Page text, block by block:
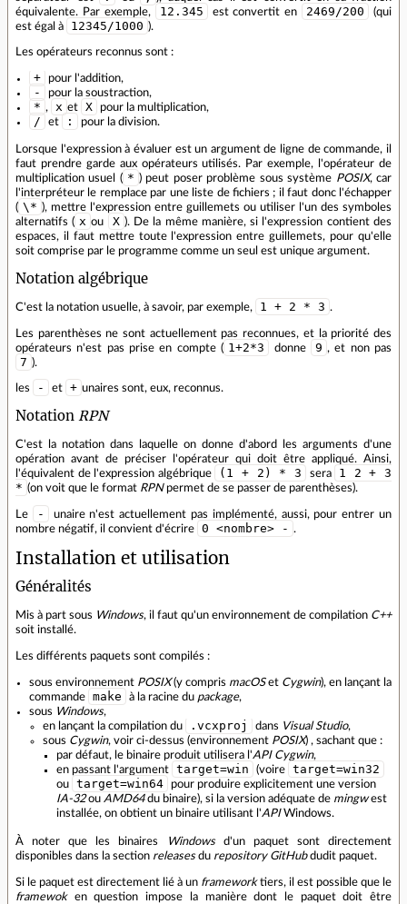
équivalente. Par exemple,
12.345 est convertit en 2469/200
(qui
est égal à
12345/1000 ).
Les opérateurs reconnus sont :
+ pour l'addition,
- pour la soustraction,
* , x et X pour la multiplication,
/ et : pour la division.
Lorsque l'expression à évaluer est un argument de ligne de commande, il
faut prendre garde aux opérateurs utilisés. Par exemple, l'opérateur de
multiplication usuel ( * ) peut poser problème sous système POSIX, car
l'interpréteur le remplace par une liste de fichiers ; il faut donc l'échapper
( \* ), mettre l'expression entre guillemets ou utiliser l'un des symboles
alternatifs ( x ou X ). De la même manière, si l'expression contient des
espaces, il faut mettre toute l'expression entre guillemets, pour qu'elle
soit comprise par le programme comme un seul est unique argument.
Notation algébrique
C'est la notation usuelle, à savoir, par exemple, 1 + 2 * 3 .
Les parenthèses ne sont actuellement pas reconnues, et la priorité des
opérateurs n'est pas prise en compte ( 1+2*3 donne 9 , et non pas
7 ).
les - et + unaires sont, eux, reconnus.
Notation RPN
C'est la notation dans laquelle on donne d'abord les arguments d'une
opération avant de préciser l'opérateur qui doit être appliqué. Ainsi,
l'équivalent de l'expression algébrique
(1 + 2) * 3 sera
1 2 + 3
* (on voit que le format RPNpermet de se passer de parenthèses).
Le -
unaire n'est actuellement pas implémenté, aussi, pour entrer un
nombre négatif, il convient d'écrire
0 <nombre> - .
Installation et utilisation
Généralités
Mis à part sous Windows, il faut qu'un environnement de compilation C++
soit installé.
Les différents paquets sont compilés :
sous environnement POSIX(y compris macOSet Cygwin), en lançant la
commande
make à la racine du package,
sous Windows,
en lançant la compilation du
.vcxproj dans Visual Studio,
sous Cygwin, voir ci-dessus (environnement POSIX) , sachant que :
par défaut, le binaire produit utilisera l'API Cygwin,
en passant l'argument
target=win (voire target=win32
ou target=win64
pour produire explicitement une version
IA-32ou AMD64du binaire), si la version adéquate de mingwest
installée, on obtient un binaire utilisant l'APIWindows.
À noter que les binaires Windowsd'un paquet sont directement
disponibles dans la section releasesdu repository GitHubdudit paquet.
Si le paquet est directement lié à un frameworktiers, il est possible que le
framewoken question impose la manière dont le paquet doit être